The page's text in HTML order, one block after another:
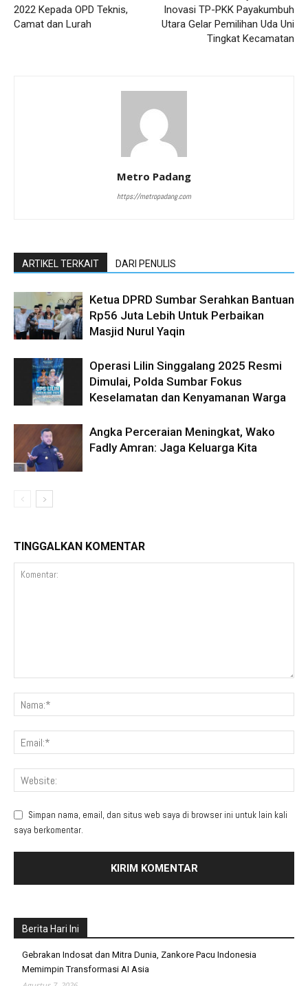
2022 Kepada OPD Teknis,
Camat dan Lurah
Inovasi TP-PKK Payakumbuh
Utara Gelar Pemilihan Uda Uni
Tingkat Kecamatan
Metro Padang
https://metropadang.com
ARTIKEL TERKAIT DARI PENULIS
Ketua DPRD Sumbar Serahkan Bantuan
Rp56 Juta Lebih Untuk Perbaikan
Masjid Nurul Yaqin
Operasi Lilin Singgalang 2025 Resmi
Dimulai, Polda Sumbar Fokus
Keselamatan dan Kenyamanan Warga
Angka Perceraian Meningkat, Wako
Fadly Amran: Jaga Keluarga Kita
TINGGALKAN KOMENTAR
Simpan nama, email, dan situs web saya di browser ini untuk lain kali
saya berkomentar.
Berita Hari Ini
Gebrakan Indosat dan Mitra Dunia, Zankore Pacu Indonesia
Memimpin Transformasi AI Asia